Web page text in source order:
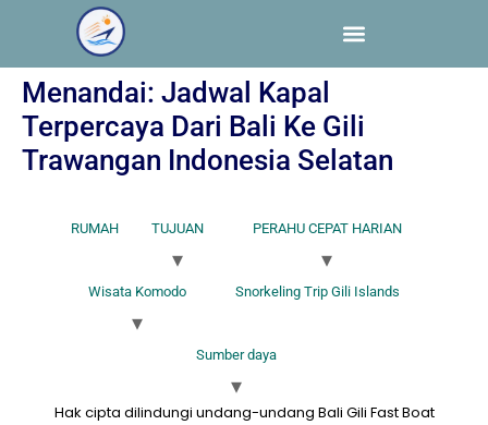
Menandai: Jadwal Kapal
Terpercaya Dari Bali Ke Gili
Trawangan Indonesia Selatan
RUMAH TUJUAN PERAHU CEPAT HARIAN
Wisata Komodo Snorkeling Trip Gili Islands
Sumber daya
Hak cipta dilindungi undang-undang Bali Gili Fast Boat